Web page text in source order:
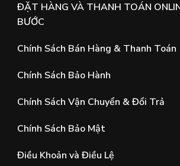
ĐẶT HÀNG VÀ THANH TOÁN
BƯỚC
Chính Sách Bán Hàng & Thanh Toán
Chính Sách Bảo Hành
Chính Sách Vận Chuyển & Đổi Trả
Chính Sách Bảo Mật
Điều Khoản và Điều Lệ